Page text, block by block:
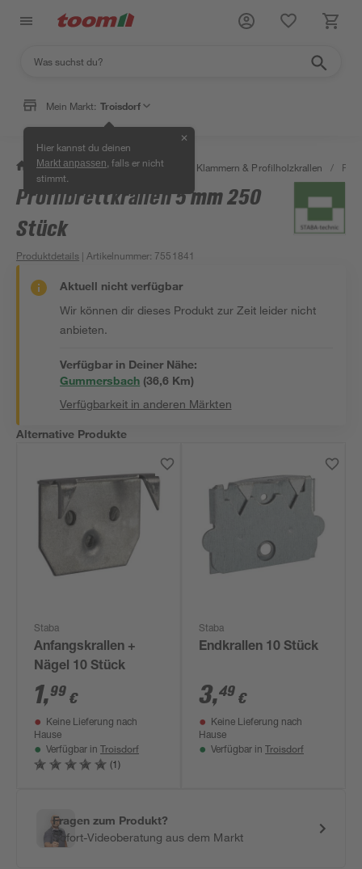
Mein Markt: Troisdorf
Hier kannst du deinen
Markt anpassen , falls er nicht
stimmt.
✕
/ Bauen & Renovieren / Holz Klammern & Profilholzkrallen /
Profilbrettkrallen 5 mm 250
Stück
Produktdetails | Artikelnummer: 7551841
Aktuell nicht verfügbar
Wir können dir dieses Produkt zur Zeit leider nicht
anbieten.
Verfügbar in Deiner Nähe:
Gummersbach (36,6 Km)
Verfügbarkeit in anderen Märkten
Alternative Produkte
Staba
Anfangskrallen +
Nägel 10 Stück
1,99 €
Keine Lieferung nach
Hause
Verfügbar in Troisdorf
(1)
Staba
Endkrallen 10 Stück
3,49 €
Keine Lieferung nach
Hause
Verfügbar in Troisdorf
Fragen zum Produkt?
Sofort-Videoberatung aus dem Markt